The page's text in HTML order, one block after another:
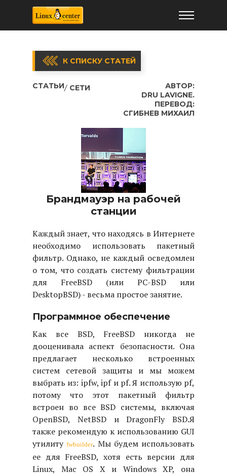
К СПИСКУ СТАТЕЙ
СТАТЬИ СЕТИ
АВТОР:
DRU LAVIGNE.
ПЕРЕВОД:
СГИБНЕВ МИХАИЛ
Брандмауэр на рабочей
станции
Каждый знает, что находясь в Интернете
необходимо использовать пакетный
фильтр. Однако, не каждый осведомлен
о том, что создать систему фильтрации
для FreeBSD (или PC-BSD или
DesktopBSD) - весьма простое занятие.
Программное обеспечение
Как все BSD, FreeBSD никогда не
дооценивала аспект безопасности. Она
предлагает несколько встроенных
систем сетевой защиты и мы можем
выбрать из: ipfw, ipf и pf. Я использую pf,
потому что этот пакетный фильтр
встроен во все BSD системы, включая
OpenBSD, NetBSD и DragonFly BSD.Я
также рекомендую к использованию GUI
утилитуfwbuilder. Мы будем использовать
ее для FreeBSD, хотя есть версии для
Linux, Mac OS X и Windows XP, она